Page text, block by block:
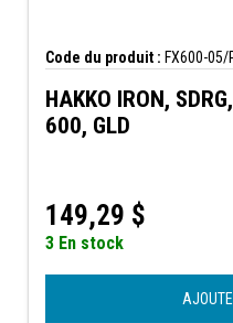
Code du produit : FX600-05/
HAKKO IRON,
600, GLD
149,29 $
3 En stock